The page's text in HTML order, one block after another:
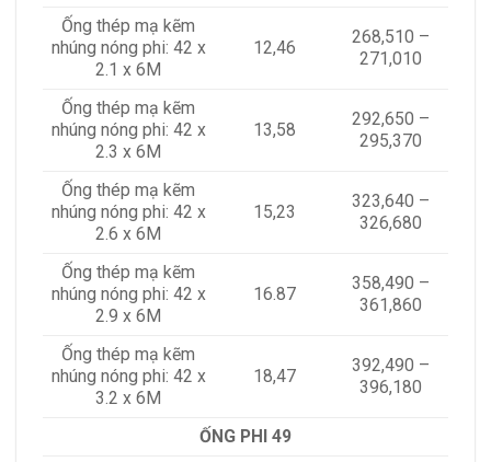
Ống thép mạ kẽm
nhúng nóng phi: 42 x
2.1 x 6M
12,46
268,510 –
271,010
Ống thép mạ kẽm
nhúng nóng phi: 42 x
2.3 x 6M
13,58
292,650 –
295,370
Ống thép mạ kẽm
nhúng nóng phi: 42 x
2.6 x 6M
15,23
323,640 –
326,680
Ống thép mạ kẽm
nhúng nóng phi: 42 x
2.9 x 6M
16.87
358,490 –
361,860
Ống thép mạ kẽm
nhúng nóng phi: 42 x
3.2 x 6M
18,47
392,490 –
396,180
ỐNG PHI 49